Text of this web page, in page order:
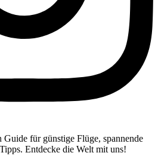
für günstige Flüge, spannende
Entdecke die Welt mit uns!